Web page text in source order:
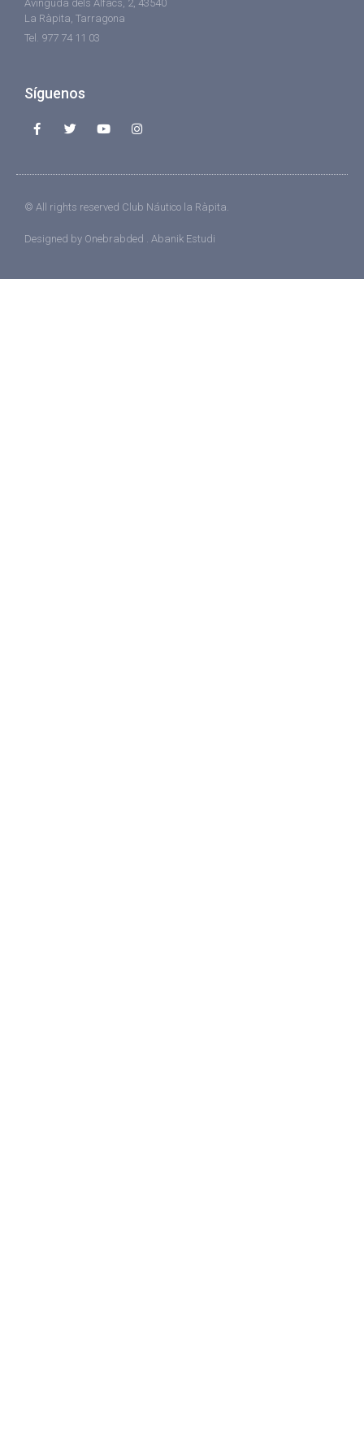
Avinguda dels Alfacs, 2, 43540
La Ràpita, Tarragona
Tel. 977 74 11 03
Síguenos
© All rights reserved Club Náutico la Ràpita.
Designed by Onebrabded . Abanik Estudi